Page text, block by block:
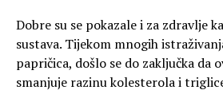
Dobre su se pokazale i za zdravlje
sustava. Tijekom mnogih
papričica, došlo se do zaključka da
smanjuje razinu kolesterola i